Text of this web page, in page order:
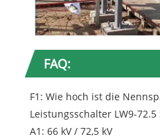
FAQ:
F1: Wie hoch ist die
Leistungsschalter LW9-72.5
A1: 66 kV / 72,5 kV